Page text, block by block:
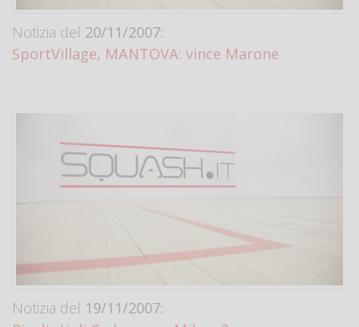
Notizia del 20/11/2007:
SportVillage, MANTOVA: vince Marone
Notizia del 19/11/2007: